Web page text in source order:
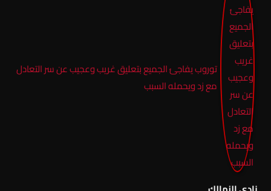
توروب يفاجئ الجميع بتعليق غريب وعجيب عن سر التعادل
مع زد ويحمله السبب